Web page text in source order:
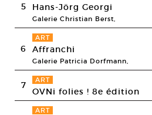
5 Hans-Jörg Georgi
Galerie Christian Berst,
6
ART
Affranchi
Galerie Patricia Dorfmann,
7 ART
OVNi folies ! 8e édition
ART